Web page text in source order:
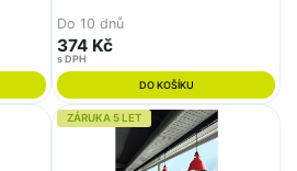
Do 10 dnů
374 Kč
s DPH
DO KOŠÍKU
ZÁRUKA 5 LET